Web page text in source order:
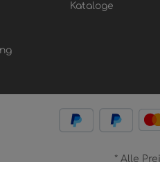
Kataloge
* Alle